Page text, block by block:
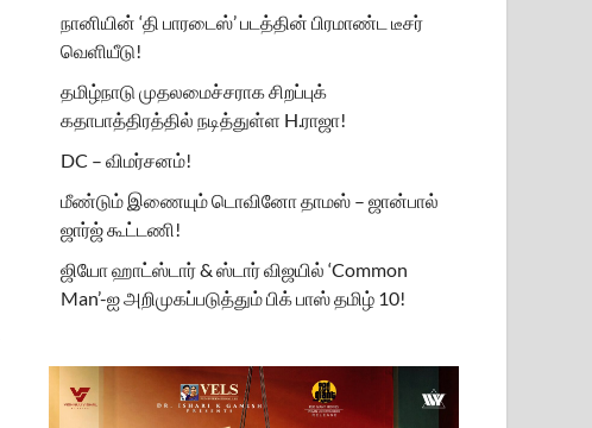
நானியின் ‘தி பாரடைஸ்’ படத்தின் பிரமாண்ட டீசர்
வெளியீடு!
தமிழ்நாடு முதலமைச்சராக சிறப்புக்
கதாபாத்திரத்தில் நடித்துள்ள H.ராஜா!
DC – விமர்சனம்!
மீண்டும் இணையும் டொவினோ தாமஸ் – ஜான்பால்
ஜார்ஜ் கூட்டணி!
ஜியோ ஹாட்ஸ்டார் & ஸ்டார் விஜயில் ‘Common
Man’-ஐ அறிமுகப்படுத்தும் பிக் பாஸ் தமிழ் 10!